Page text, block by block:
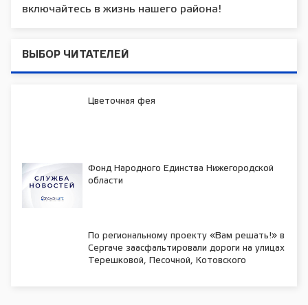
включайтесь в жизнь нашего района!
ВЫБОР ЧИТАТЕЛЕЙ
Цветочная фея
Фонд Народного Единства Нижегородской
области
По региональному проекту «Вам решать!» в
Сергаче заасфальтировали дороги на улицах
Терешковой, Песочной, Котовского